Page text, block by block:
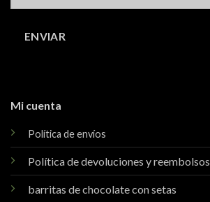
Mi cuenta
Política de envíos
Política de devoluciones y reembolsos
barritas de chocolate con setas